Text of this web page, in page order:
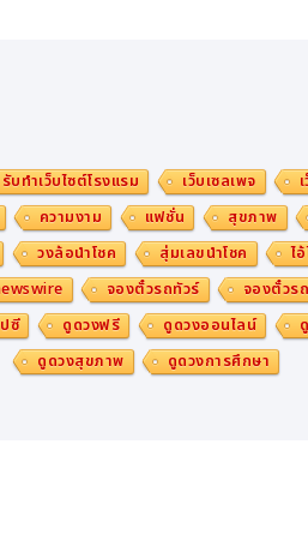
รับทำเว็บไซต์โรงแรม เว็บเซลเพจ
ความงาม แฟชั่น สุขภาพ
วงล้อนำโชค สุ่มเลขนำโชค ไ
จองตั๋วรถทัวร์ จองตั๋วร
ซี ดูดวงฟรี ดูดวงออนไลน์
ดูดวงสุขภาพ
ดูดวงการศึกษา